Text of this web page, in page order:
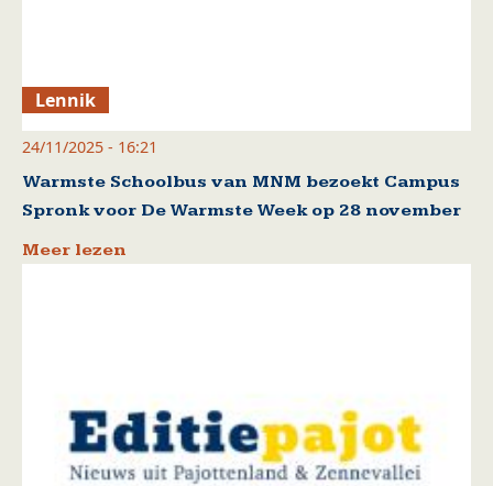
Lennik
24/11/2025 - 16:21
Warmste Schoolbus van MNM bezoekt Campus
Spronk voor De Warmste Week op 28 november
Meer lezen